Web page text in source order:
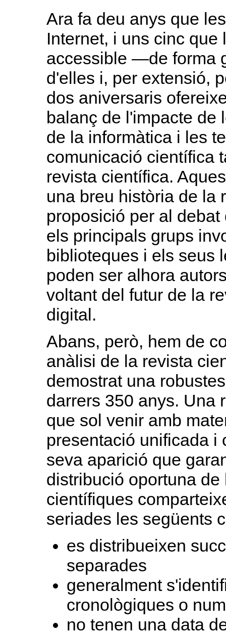
Ara fa deu anys que
Internet, i uns cinc
accessible —de forma
d'elles i, per extensió,
dos aniversaris
balanç de l'impacte de
de la informàtica i les
comunicació científica
revista científica.
una breu història de la
proposició per al
els principals grups
biblioteques i els seus
poden ser alhora
voltant del futur de la
digital.
Abans, però, hem de
anàlisi de la revista
demostrat una
darrers 350 anys. Una
que sol venir amb
presentació unificada i
seva aparició que
distribució oportuna
científiques
seriades les següents
es distribueixen
separades
generalment
cronològiques o
no tenen una data